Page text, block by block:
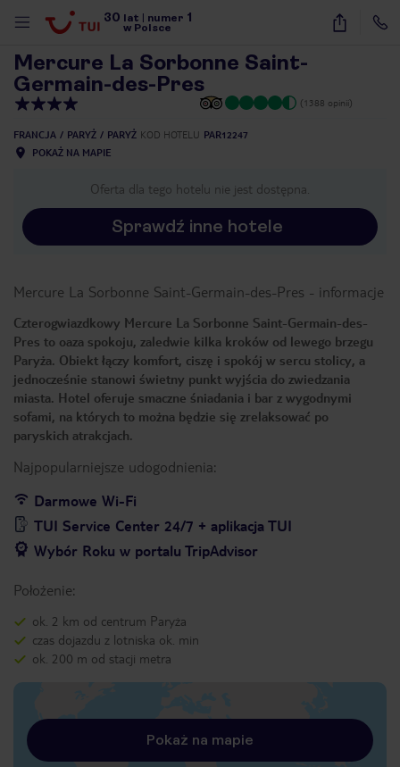
30 lat numer 1
w Polsce
6
Mercure La Sorbonne Saint-
Germain-des-Pres
(1388 opinii)
FRANCJA PARYŻ PARYŻ KOD HOTELU PAR12247
POKAŻ NA MAPIE
Oferta dla tego hotelu nie jest dostępna.
Sprawdź inne hotele
Mercure La Sorbonne Saint-Germain-des-Pres - informacje
Czterogwiazdkowy Mercure La Sorbonne Saint-Germain-des-
Pres to oaza spokoju, zaledwie kilka kroków od lewego brzegu
Paryża. Obiekt łączy komfort, ciszę i spokój w sercu stolicy, a
jednocześnie stanowi świetny punkt wyjścia do zwiedzania
miasta. Hotel oferuje smaczne śniadania i bar z wygodnymi
sofami, na których to można będzie się zrelaksować po
paryskich atrakcjach.
Najpopularniejsze udogodnienia:
Darmowe Wi-Fi
TUI Service Center 24/7 + aplikacja TUI
Wybór Roku w portalu TripAdvisor
Położenie:
ok. 2 km od centrum Paryża
czas dojazdu z lotniska ok. min
ok. 200 m od stacji metra
Pokaż na mapie